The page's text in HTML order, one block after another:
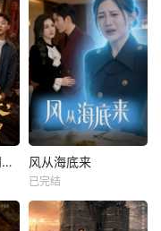
寿宴掀桌，隐忍四年我封神 风从海底来
已完结